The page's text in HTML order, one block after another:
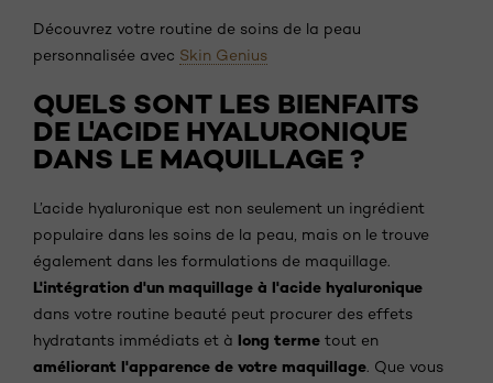
Découvrez votre routine de soins de la peau
personnalisée avec Skin Genius
QUELS SONT LES BIENFAITS
DE L'ACIDE HYALURONIQUE
DANS LE MAQUILLAGE ?
L’acide hyaluronique est non seulement un ingrédient
populaire dans les soins de la peau, mais on le trouve
également dans les formulations de maquillage.
L'intégration d'un maquillage à l'acide hyaluronique
dans votre routine beauté peut procurer des effets
hydratants immédiats et à long terme tout en
améliorant l'apparence de votre maquillage . Que vous